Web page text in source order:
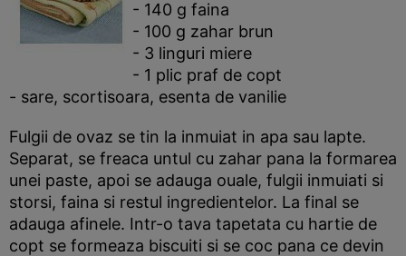
- 140 g faina
- 100 g zahar brun
- 3 linguri miere
- 1 plic praf de copt
- sare, scortisoara, esenta de vanilie
Fulgii de ovaz se tin la inmuiat in apa sau lapte.
Separat, se freaca untul cu zahar pana la formarea
unei paste, apoi se adauga ouale, fulgii inmuiati si
storsi, faina si restul ingredientelor. La final se
adauga afinele. Intr-o tava tapetata cu hartie de
copt se formeaza biscuiti si se coc pana ce devin